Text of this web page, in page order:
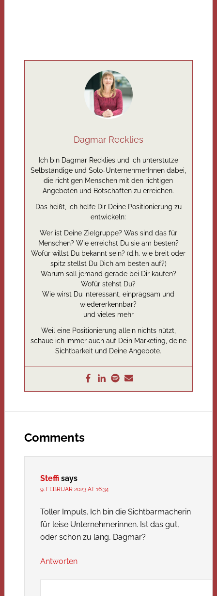
Dagmar Recklies
Ich bin Dagmar Recklies und ich unterstütze
Selbständige und Solo-UnternehmerInnen dabei,
die richtigen Menschen mit den richtigen
Angeboten und Botschaften zu erreichen.
Das heißt, ich helfe Dir Deine Positionierung zu
entwickeln:
Wer ist Deine Zielgruppe? Was sind das für
Menschen? Wie erreichst Du sie am besten?
Wofür willst Du bekannt sein? (d.h. wie breit oder
spitz stellst Du Dich am besten auf?)
Warum soll jemand gerade bei Dir kaufen?
Wofür stehst Du?
Wie wirst Du interessant, einprägsam und
wiedererkennbar?
und vieles mehr
Weil eine Positionierung allein nichts nützt,
schaue ich immer auch auf Dein Marketing, deine
Sichtbarkeit und Deine Angebote.
Comments
Steffi says
9. FEBRUAR 2023 AT 16:34
Toller Impuls. Ich bin die Sichtbarmacherin
für leise Unternehmerinnen. Ist das gut,
oder schon zu lang, Dagmar?
Antworten